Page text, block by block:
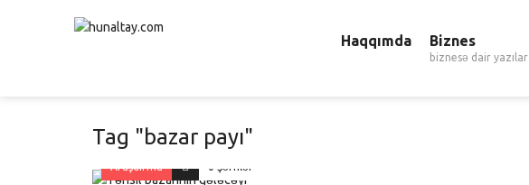
Haqqımda Biznes
biznesə dair yazılar
Tag "bazar payı"
Araşdırma 0 Şərhlər